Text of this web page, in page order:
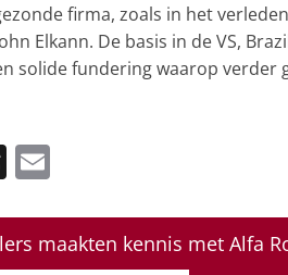
firma, zoals in het
Elkann. De basis in de VS,
solide fundering waarop verder
T
re
a
ai
l
maakten kennis met Alfa